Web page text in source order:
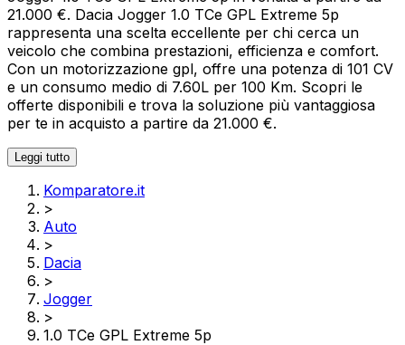
21.000 €. Dacia Jogger 1.0 TCe GPL Extreme 5p
rappresenta una scelta eccellente per chi cerca un
veicolo che combina prestazioni, efficienza e comfort.
Con un motorizzazione gpl, offre una potenza di 101 CV
e un consumo medio di 7.60L per 100 Km. Scopri le
offerte disponibili e trova la soluzione più vantaggiosa
per te in acquisto a partire da 21.000 €.
Leggi tutto
Komparatore.it
>
Auto
>
Dacia
>
Jogger
>
1.0 TCe GPL Extreme 5p